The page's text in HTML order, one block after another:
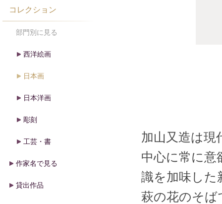
加山又造は現
中心に常に意
識を加味した
萩の花のそば
コレクション
部門別に見る
西洋絵画
日本画
日本洋画
彫刻
工芸・書
作家名で見る
貸出作品